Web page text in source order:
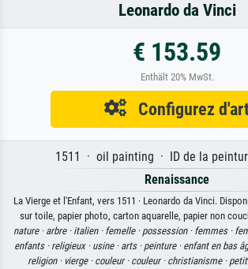
Leonardo da Vinci
€ 153.59
Enthält 20% MwSt.
Configurez
1511 · oil painting · ID de la
Renaissance
La Vierge et l'Enfant, vers 1511 · Leonardo da Vinci.
sur toile, papier photo, carton aquarelle, papier non
nature · arbre · italien · femelle · possession · femmes ·
enfants · religieux · usine · arts · peinture · enfant en bas
religion · vierge · couleur · couleur · christianisme ·